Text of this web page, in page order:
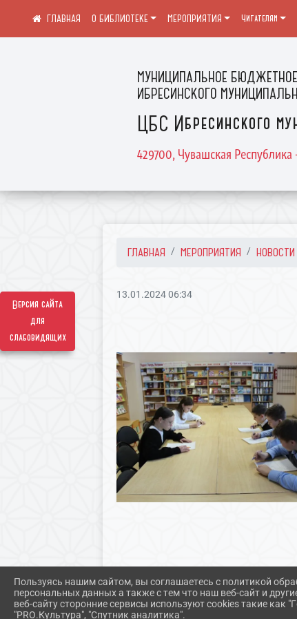
Версия сайта
для
слабовидящих
МУНИЦИПАЛЬНОЕ
ИБРЕСИНСКОГО
ЦБС Ибресинского
429700, Чувашская
О БИБЛИОТЕКЕ МЕРОПРИЯТИЯ Читателям
ГЛАВНАЯ МЕРОПРИЯТИЯ НОВОСТИ
13.01.2024 06:34
Пользуясь нашим сайтом, вы соглашаетесь с политикой
персональных данных а также с тем что наш веб-сайт и
веб-сайту сторонние сервисы используют cookies такие как
"PRO.Культура", "Спутник аналитика".